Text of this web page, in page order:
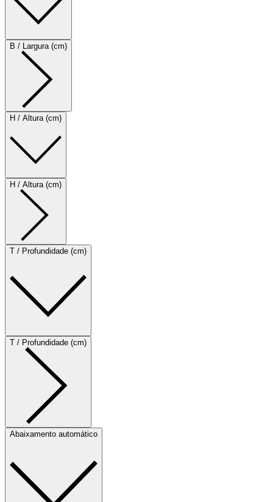
B / Largura (cm)
H / Altura (cm)
H / Altura (cm)
T / Profundidade (cm)
T / Profundidade (cm)
Abaixamento automático